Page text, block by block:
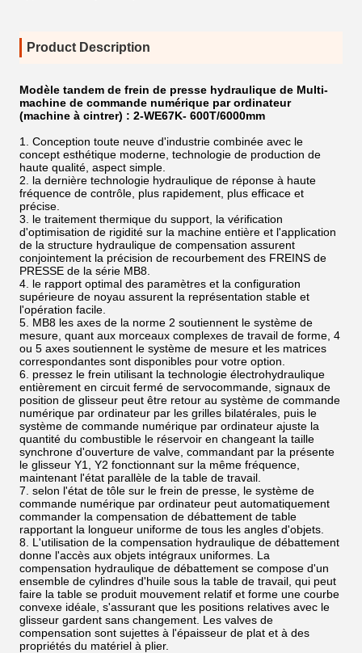
Product Description
Modèle tandem de frein de presse hydraulique de Multi-
machine de commande numérique par ordinateur
(machine à cintrer) : 2-WE67K- 600T/6000mm
1. Conception toute neuve d'industrie combinée avec le
concept esthétique moderne, technologie de production de
haute qualité, aspect simple.
2. la dernière technologie hydraulique de réponse à haute
fréquence de contrôle, plus rapidement, plus efficace et
précise.
3. le traitement thermique du support, la vérification
d'optimisation de rigidité sur la machine entière et l'application
de la structure hydraulique de compensation assurent
conjointement la précision de recourbement des FREINS de
PRESSE de la série MB8.
4. le rapport optimal des paramètres et la configuration
supérieure de noyau assurent la représentation stable et
l'opération facile.
5. MB8 les axes de la norme 2 soutiennent le système de
mesure, quant aux morceaux complexes de travail de forme, 4
ou 5 axes soutiennent le système de mesure et les matrices
correspondantes sont disponibles pour votre option.
6. pressez le frein utilisant la technologie électrohydraulique
entièrement en circuit fermé de servocommande, signaux de
position de glisseur peut être retour au système de commande
numérique par ordinateur par les grilles bilatérales, puis le
système de commande numérique par ordinateur ajuste la
quantité du combustible le réservoir en changeant la taille
synchrone d'ouverture de valve, commandant par la présente
le glisseur Y1, Y2 fonctionnant sur la même fréquence,
maintenant l'état parallèle de la table de travail.
7. selon l'état de tôle sur le frein de presse, le système de
commande numérique par ordinateur peut automatiquement
commander la compensation de débattement de table
rapportant la longueur uniforme de tous les angles d'objets.
8. L'utilisation de la compensation hydraulique de débattement
donne l'accès aux objets intégraux uniformes. La
compensation hydraulique de débattement se compose d'un
ensemble de cylindres d'huile sous la table de travail, qui peut
faire la table se produit mouvement relatif et forme une courbe
convexe idéale, s'assurant que les positions relatives avec le
glisseur gardent sans changement. Les valves de
compensation sont sujettes à l'épaisseur de plat et à des
propriétés du matériel à plier.